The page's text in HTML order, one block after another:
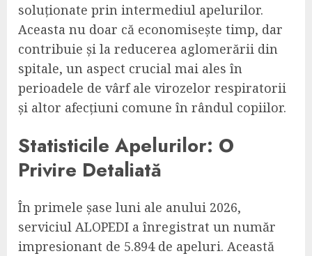
soluționate prin intermediul apelurilor.
Aceasta nu doar că economisește timp, dar
contribuie și la reducerea aglomerării din
spitale, un aspect crucial mai ales în
perioadele de vârf ale virozelor respiratorii
și altor afecțiuni comune în rândul copiilor.
Statisticile Apelurilor: O
Privire Detaliată
În primele șase luni ale anului 2026,
serviciul ALOPEDI a înregistrat un număr
impresionant de 5.894 de apeluri. Această